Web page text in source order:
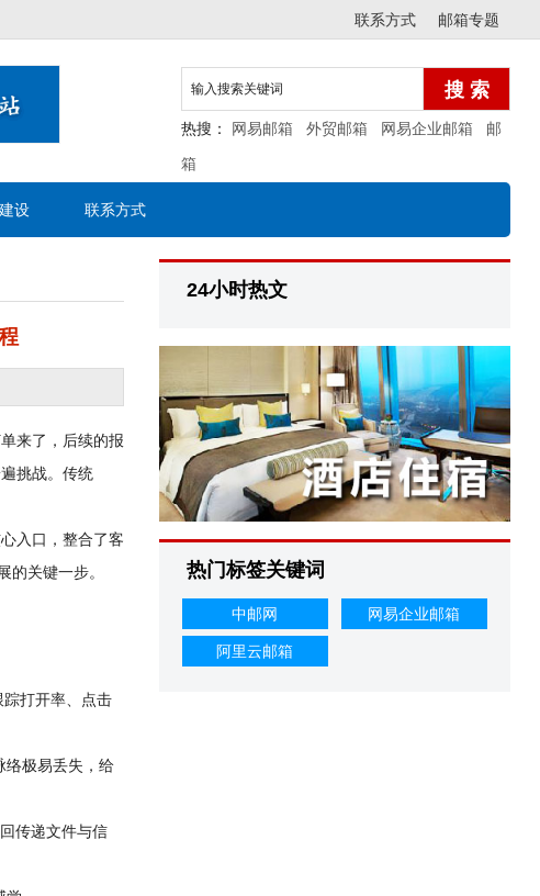
邮箱专题
联系方式
热搜： 网易邮箱 外贸邮箱 网易企业邮箱
邮
箱
设 联系方式
来了，后续的报
挑战。传统
入口，整合了客
的关键一步。
踪打开率、点击
络极易丢失，给
传递文件与信
24小时热文
热门标签关键词
中邮网 网易企业邮箱
阿里云邮箱